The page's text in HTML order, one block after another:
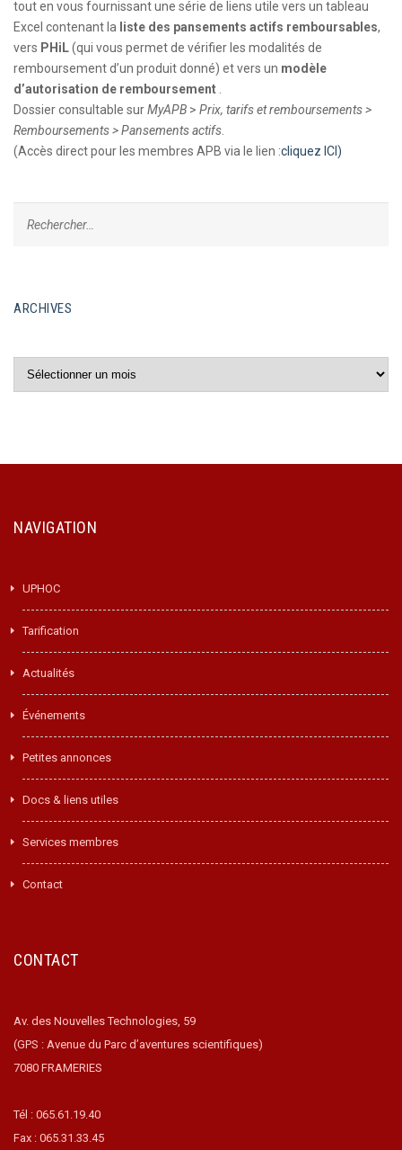
tout en vous fournissant une série de liens utile vers un tableau
Excel contenant la liste des pansements actifs remboursables,
vers PHiL(qui vous permet de vérifier les modalités de
remboursement d’un produit donné) et vers un modèle
d’autorisation de remboursement
Dossier consultable surMyAPB > Prix, tarifs et remboursements >
Remboursements > Pansements actifs
(Accès direct pour les membres APB via le lien :cliquez ICI)
ARCHIVES
NAVIGATION
UPHOC
Tarification
Actualités
Événements
Petites annonces
Docs & liens utiles
Services membres
Contact
CONTACT
Av. des Nouvelles Technologies, 59
(GPS : Avenue du Parc d’aventures scientifiques)
7080 FRAMERIES
Tél : 065.61.19.40
Fax : 065.31.33.45